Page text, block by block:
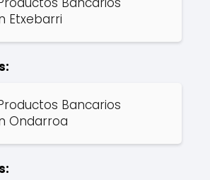
Etxebarri
Bancarios
Ondarroa